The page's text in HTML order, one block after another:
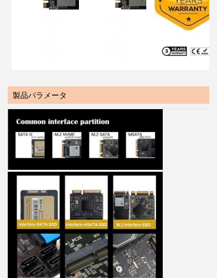
製品パラメータ